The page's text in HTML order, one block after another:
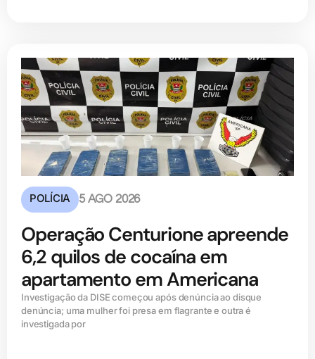
POLÍCIA 5 AGO 2026
Operação Centurione apreende
6,2 quilos de cocaína em
apartamento em Americana
Investigação da DISE começou após denúncia ao disque
denúncia; uma mulher foi presa em flagrante e outra é
investigada por